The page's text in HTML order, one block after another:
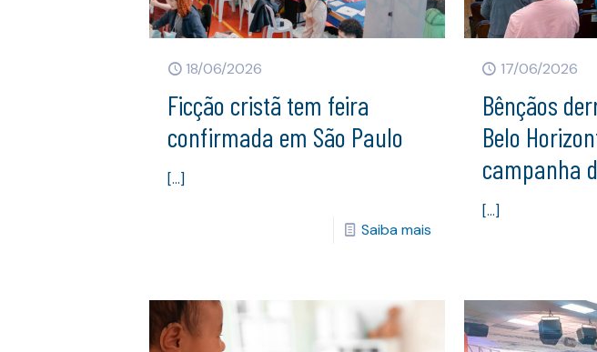
18/06/2026
Ficção cristã tem feira
confirmada em São Paulo
[…]
Saiba mais
17/06/2026
Bênçãos
Belo
campanha
[…]